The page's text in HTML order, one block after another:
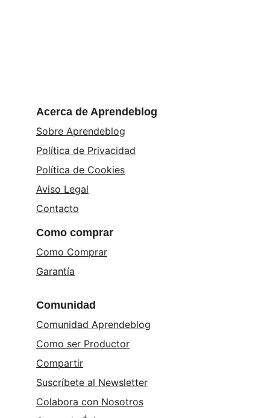
Acerca de Aprendeblog
Sobre Aprendeblog
Política de Privacidad
Política de Cookies
Aviso Legal
Contacto
Como comprar
Como Comprar
Garantía
Comunidad
Comunidad Aprendeblog
Como ser Productor
Compartir
Suscríbete al Newsletter
Colabora con Nosotros